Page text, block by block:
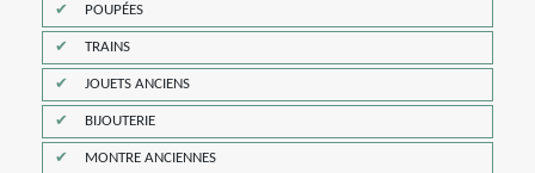
POUPÉES
TRAINS
JOUETS ANCIENS
BIJOUTERIE
MONTRE ANCIENNES